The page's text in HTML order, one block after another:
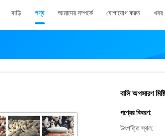
বাড়ি পণ্য আমাদের সম্পর্কে যোগাযোগ করুন খবর
বালি অপসারণ
পণ্যের বিবরণ:
উৎপত্তি স্থল: